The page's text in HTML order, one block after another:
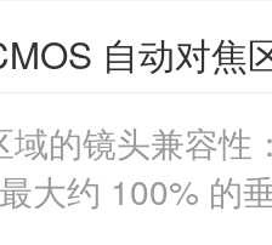
9000D,
T7i/EOS
8000D,
T5i/EOS 700D/
1. 支持的操
bit) 2. 支持的
端口作为标准
- 2 GB 或更
幕颜色; 大约
年 7 月）
域的镜头兼容
大约 100% 的